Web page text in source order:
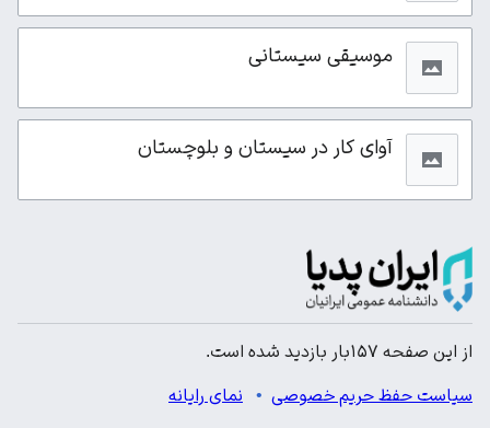
موسیقی سیستانی
آوای کار در سیستان و بلوچستان
از این صفحه ۱۵۷بار بازدید شده است.
سیاست حفظ حریم خصوصی نمای رایانه